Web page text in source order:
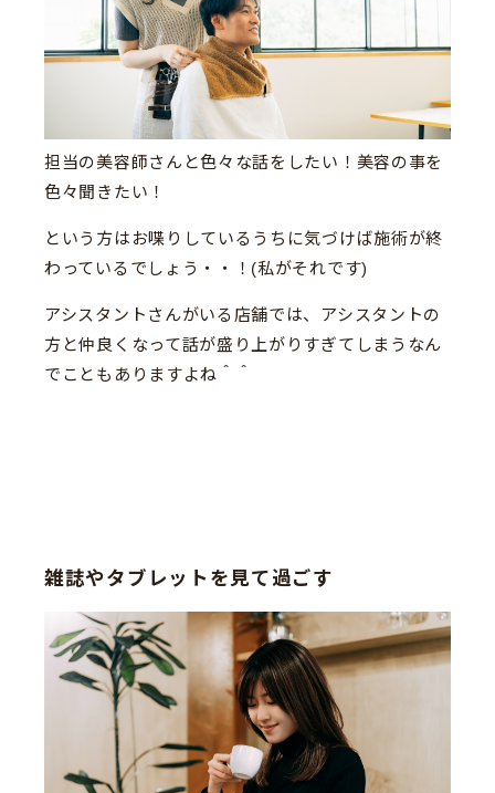
担当の美容師さんと色々な話をしたい！美容の事を
色々聞きたい！
という方はお喋りしているうちに気づけば施術が終
わっているでしょう・・！(私がそれです)
アシスタントさんがいる店舗では、アシスタントの
方と仲良くなって話が盛り上がりすぎてしまうなん
でこともありますよね＾＾
雑誌やタブレットを見て過ごす